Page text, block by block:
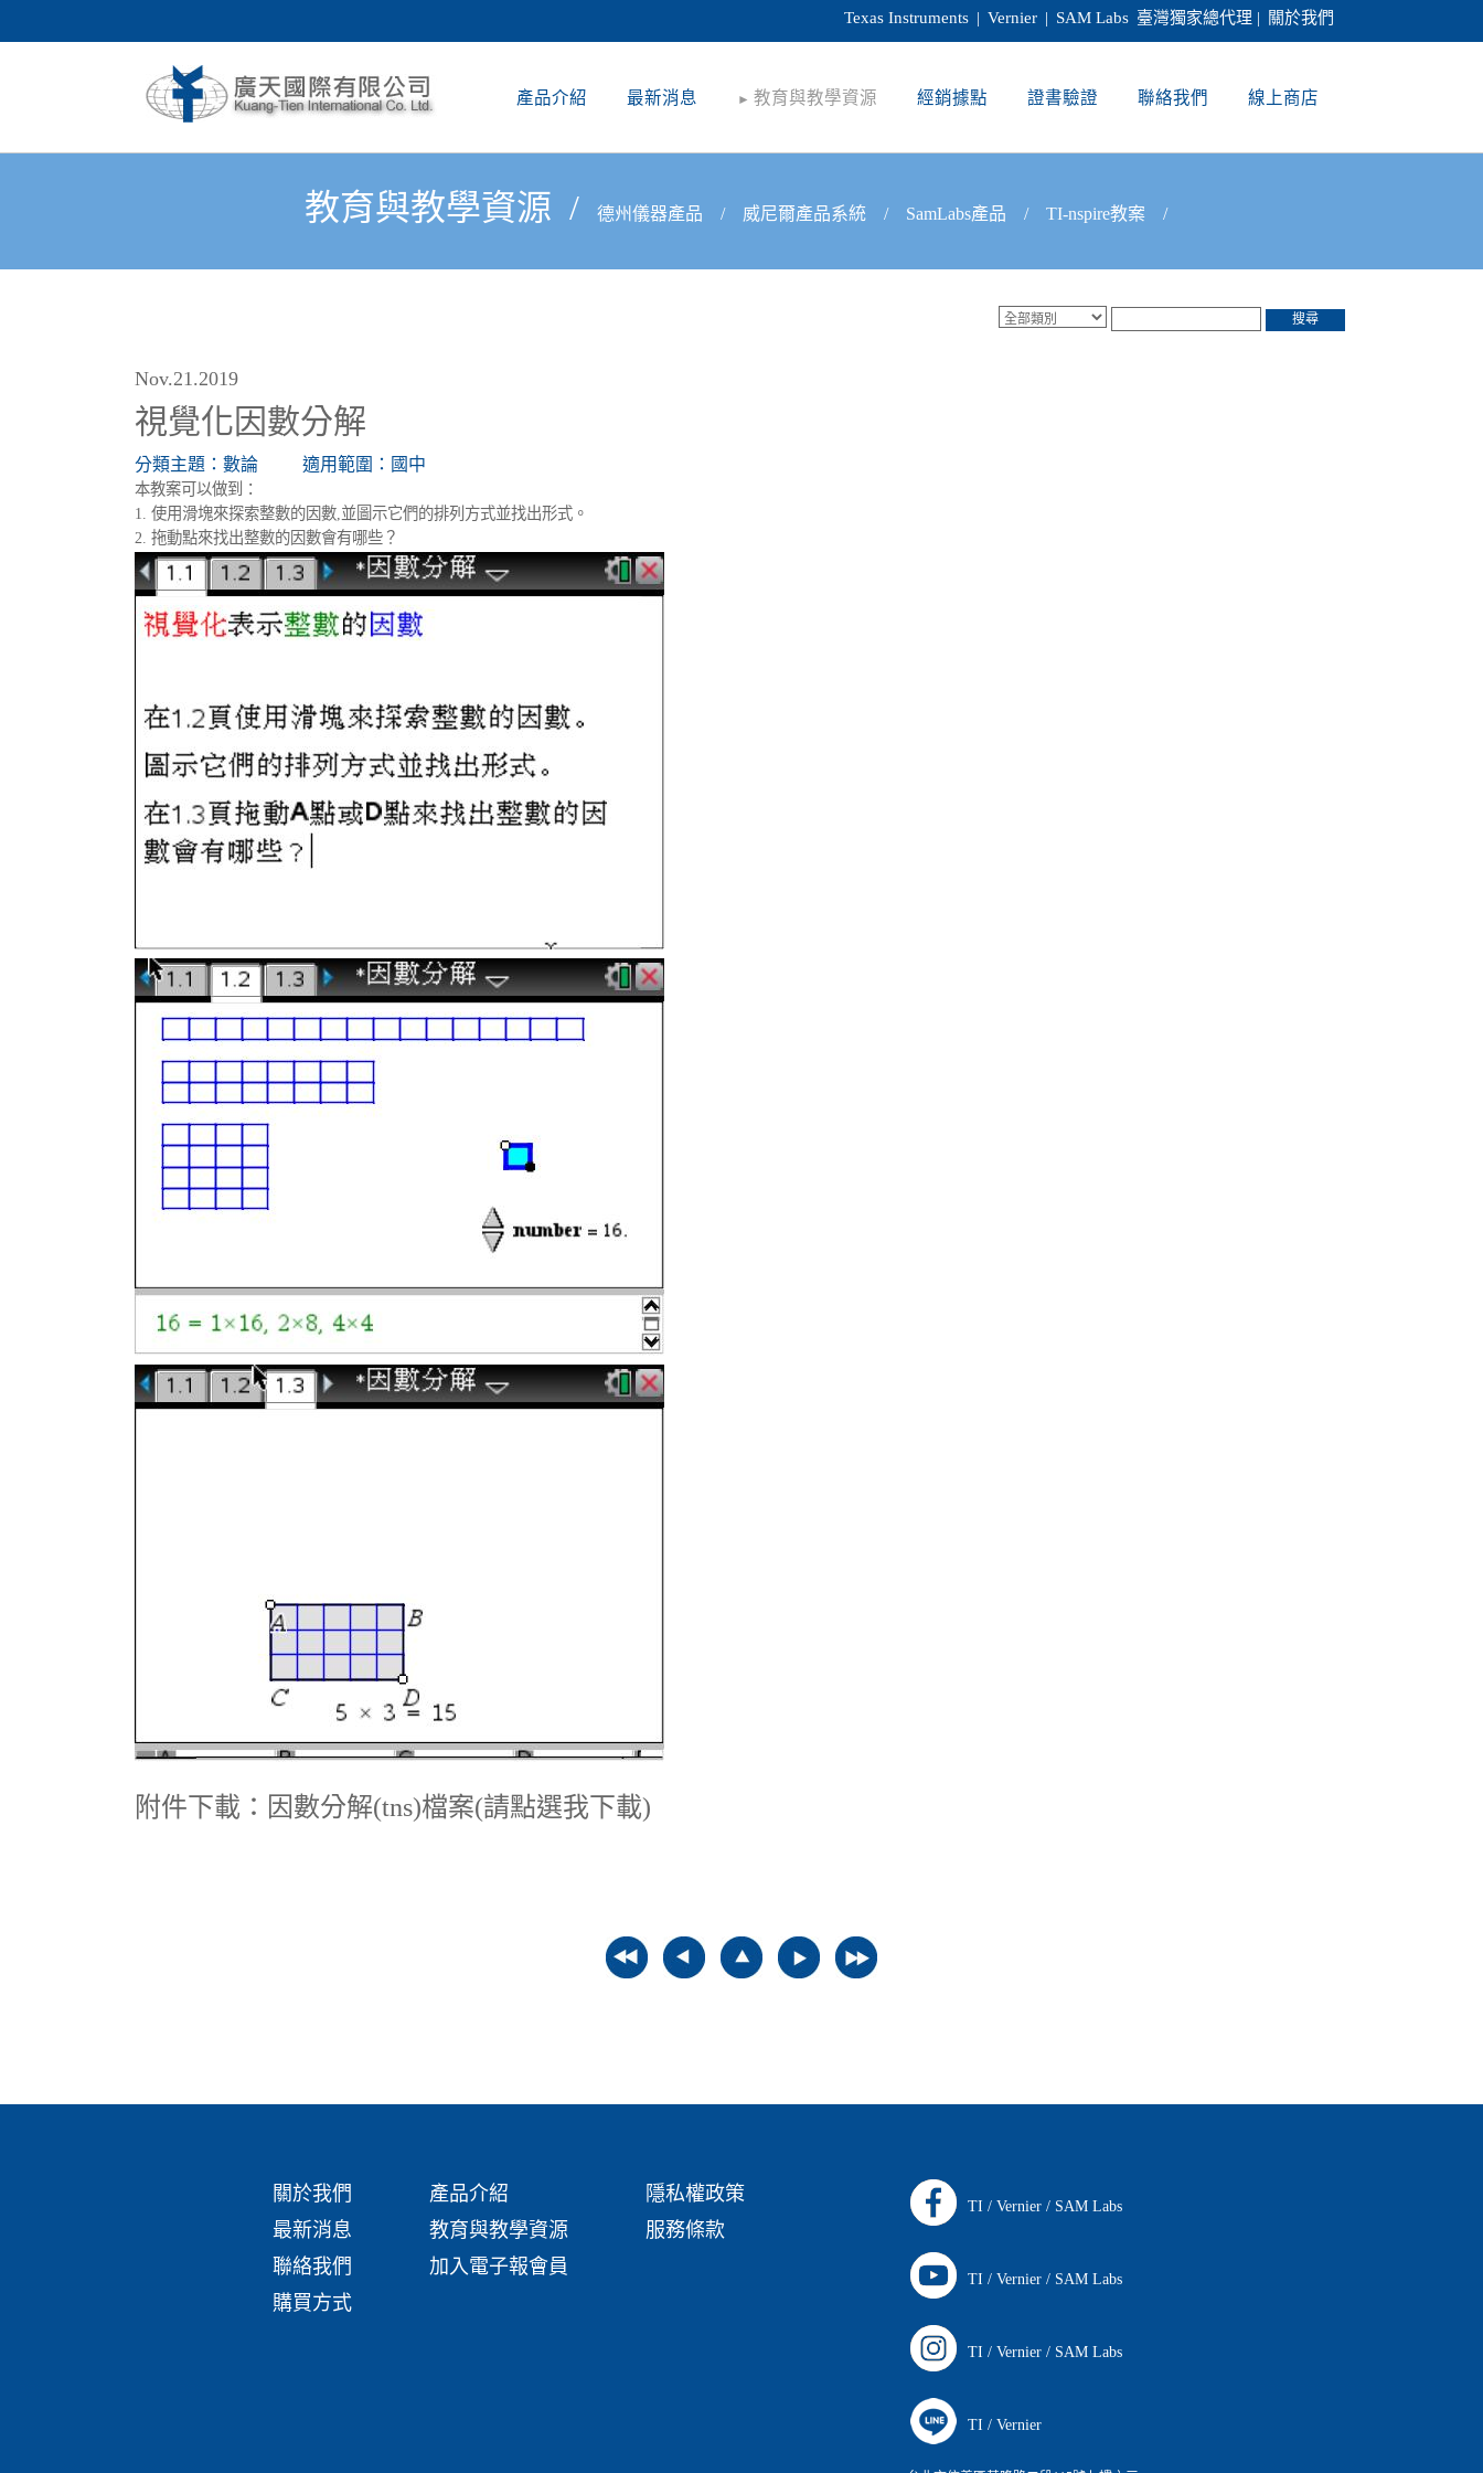
Texas Instruments | Vernier | SAM Labs 臺灣獨家總代理 | 關於我們
產品介紹 最新消息 ► 教育與教學資源 經銷據點 證書驗證 聯絡我們 線上商店
教育與教學資源 / 德州儀器產品 / 威尼爾產品系統 / SamLabs產品 / TI-nspire教案 /
搜尋
Nov.21.2019
視覺化因數分解
分類主題：數論 適用範圍：國中
本教案可以做到：
1. 使用滑塊來探索整數的因數,並圖示它們的排列方式並找出形式。
2. 拖動點來找出整數的因數會有哪些？
附件下載：因數分解(tns)檔案(請點選我下載)
關於我們
最新消息
聯絡我們
購買方式
產品介紹
教育與教學資源
加入電子報會員
隱私權政策
服務條款
TI / Vernier / SAM Labs
TI / Vernier / SAM Labs
TI / Vernier / SAM Labs
TI / Vernier